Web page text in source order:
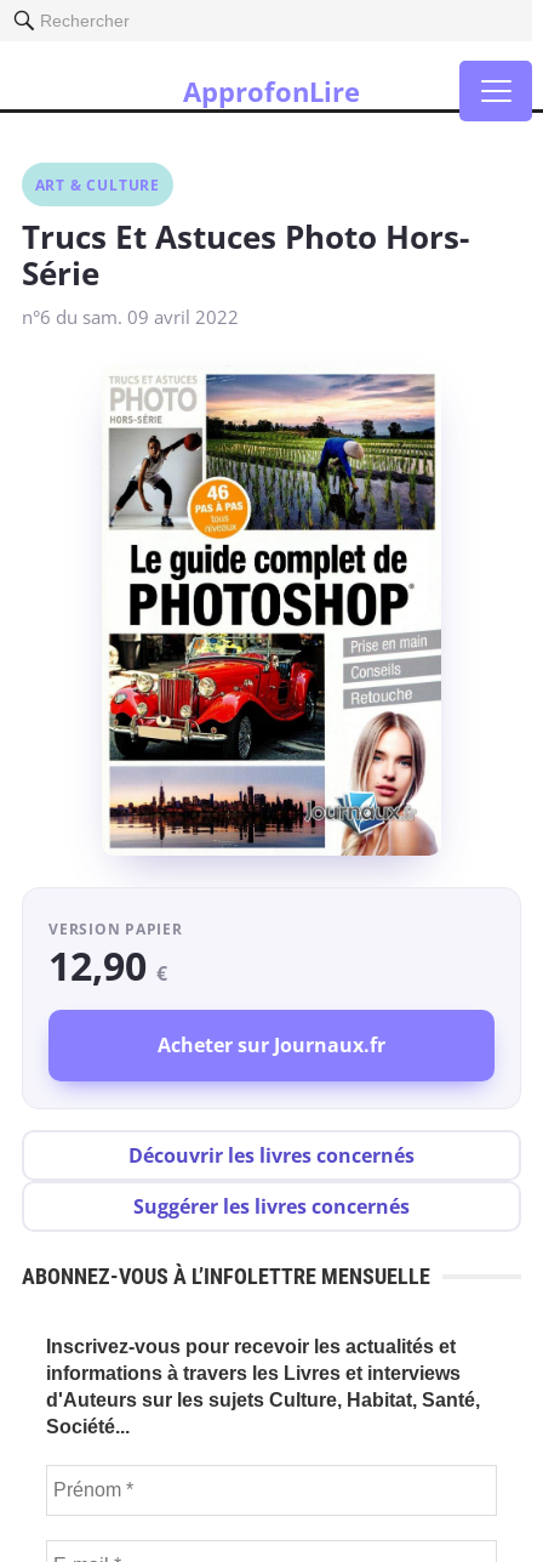
Rechercher
ApprofonLire
ART & CULTURE
Trucs Et Astuces Photo Hors-
Série
n°6 du sam. 09 avril 2022
VERSION PAPIER
12,90€
Acheter sur Journaux.fr
Découvrir les livres concernés
Suggérer les livres concernés
ABONNEZ-VOUS À L’INFOLETTRE MENSUELLE
Inscrivez-vous pour recevoir les actualités et
informations à travers les Livres et interviews
d'Auteurs sur les sujets Culture, Habitat, Santé,
Société...